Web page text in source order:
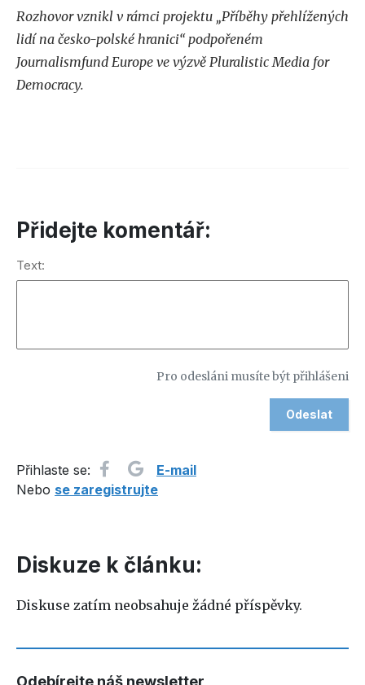
Rozhovor vznikl v rámci projektu „Příběhy přehlížených
lidí na česko-polské hranici“ podpořeném
Journalismfund Europe ve výzvě Pluralistic Media for
Democracy.
Přidejte komentář:
Text:
Pro odesláni musíte být přihlášeni
Přihlaste se:
E-mail
Nebo se zaregistrujte
Diskuze k článku:
Diskuse zatím neobsahuje žádné příspěvky.
Odebírejte náš newsletter